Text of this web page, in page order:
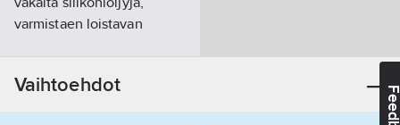
varmistaen loistavan
metalipinnoilla.
Tarjoaa myös
Vaihtoehdot